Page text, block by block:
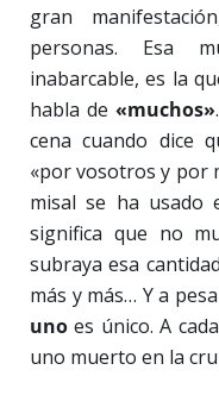
gran
personas. Esa
inabarcable, es la
habla de «muchos»
cena cuando dice
«por vosotros y por
misal se ha usado
significa que no
subraya esa
más y más… Y a
uno es único. A
uno muerto en la